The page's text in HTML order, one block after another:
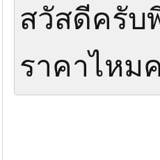
สวัสดีครับ
ราคาไหม